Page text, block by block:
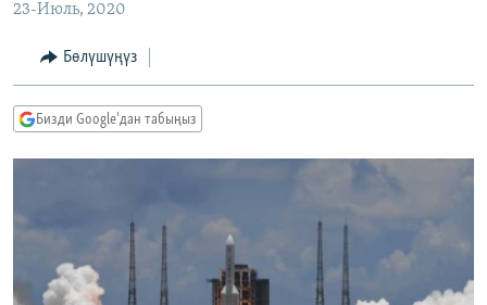
ЭКОНОМИКА
МАДАНИЯТ
БОРБОР АЗИЯ
АТАЙЫН ИЛИКТӨӨ
ТВ ПРОГРАММАЛАР
ЭКСПЕРТТЕР ТАЛДАЙТ
ЭЖЕ-СИҢДИЛЕР
АЗАТТЫК+
ӨЗГӨЧӨ ПИКИР
ОНЛАЙН ШЕРИНЕ
23-Июль, 2020
Бөлүшүңүз
Бизди Google'дан табыңыз